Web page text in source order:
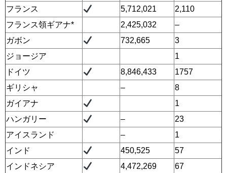
フランス
5,712,021
2,110
フランス領ギアナ*
2,425,032
–
ガボン
732,665
3
ジョージア
1
ドイツ
8,846,433
1757
ギリシャ
–
8
ガイアナ
1
ハンガリー
–
23
アイスランド
–
1
インド
450,525
57
インドネシア
4,472,269
67